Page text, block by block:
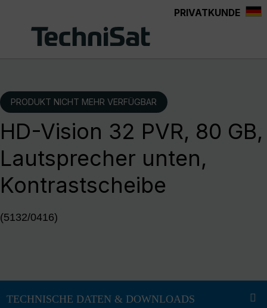
PRIVATKUNDE
PRODUKT NICHT MEHR VERFÜGBAR
HD-Vision 32 PVR, 80 GB,
Lautsprecher unten,
Kontrastscheibe
(5132/0416)